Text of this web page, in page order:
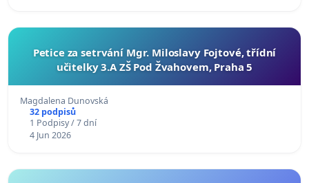
Petice za setrvání Mgr. Miloslavy Fojtové, třídní
učitelky 3.A ZŠ Pod Žvahovem, Praha 5
Magdalena Dunovská
32 podpisů
1 Podpisy / 7 dní
4 Jun 2026